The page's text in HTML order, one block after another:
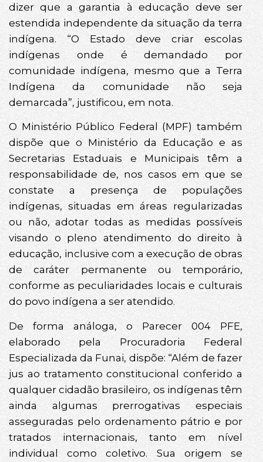
dizer que a garantia à educação deve ser
estendida independente da situação da terra
indígena. “O Estado deve criar escolas
indígenas onde é demandado por
comunidade indígena, mesmo que a Terra
Indígena da comunidade não seja
demarcada”, justificou, em nota.
O Ministério Público Federal (MPF) também
dispõe que o Ministério da Educação e as
Secretarias Estaduais e Municipais têm a
responsabilidade de, nos casos em que se
constate a presença de populações
indígenas, situadas em áreas regularizadas
ou não, adotar todas as medidas possíveis
visando o pleno atendimento do direito à
educação, inclusive com a execução de obras
de caráter permanente ou temporário,
conforme as peculiaridades locais e culturais
do povo indígena a ser atendido.
De forma análoga, o Parecer 004 PFE,
elaborado pela Procuradoria Federal
Especializada da Funai, dispõe: “Além de fazer
jus ao tratamento constitucional conferido a
qualquer cidadão brasileiro, os indígenas têm
ainda algumas prerrogativas especiais
asseguradas pelo ordenamento pátrio e por
tratados internacionais, tanto em nível
individual como coletivo. Sua origem se